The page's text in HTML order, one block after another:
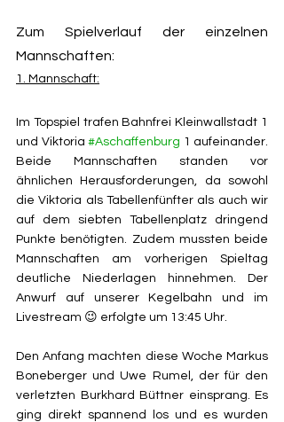
Zum Spielverlauf der einzelnen
Mannschaften:
1. Mannschaft:
Im Topspiel trafen Bahnfrei Kleinwallstadt 1
und Viktoria #Aschaffenburg 1 aufeinander.
Beide Mannschaften standen vor
ähnlichen Herausforderungen, da sowohl
die Viktoria als Tabellenfünfter als auch wir
auf dem siebten Tabellenplatz dringend
Punkte benötigten. Zudem mussten beide
Mannschaften am vorherigen Spieltag
deutliche Niederlagen hinnehmen. Der
Anwurf auf unserer Kegelbahn und im
Livestream 😉 erfolgte um 13:45 Uhr.
Den Anfang machten diese Woche Markus
Boneberger und Uwe Rumel, der für den
verletzten Burkhard Büttner einsprang. Es
ging direkt spannend los und es wurden